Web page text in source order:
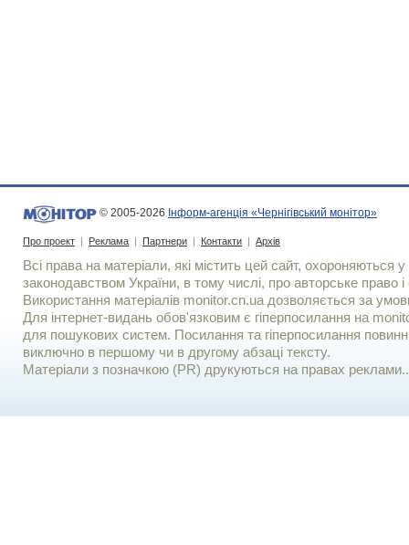
© 2005-2026 Інформ-агенція «Чернігівський монітор»
Про проект | Реклама | Партнери | Контакти | Архів
Всі права на матеріали, які містить цей сайт, охороняються у
законодавством України, в тому числі, про авторське право і
Використання матерiалiв monitor.cn.ua дозволяється за
Для iнтернет-видань обов'язковим є гiперпосилання на
для пошукових систем. Посилання та гіперпосилання
виключно в першому чи в другому абзаці тексту.
Матеріали з позначкою (PR) друкуються на правах реклами..